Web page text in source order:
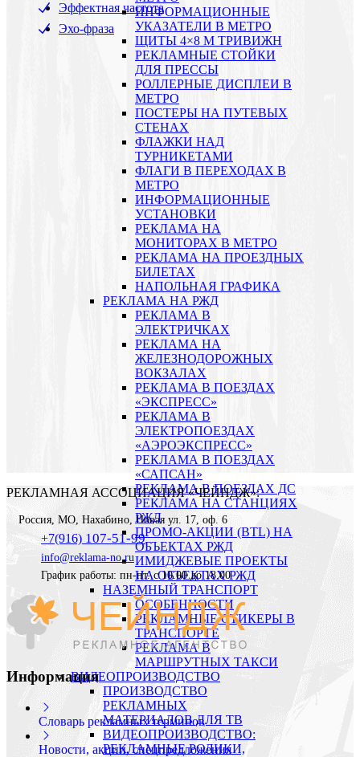
ИНФОРМАЦИОННЫЕ
УКАЗАТЕЛИ В МЕТРО
ЩИТЫ 4×8 М ТРИВИЖН
РЕКЛАМНЫЕ СТОЙКИ
ДЛЯ ПРЕССЫ
РОЛЛЕРНЫЕ ДИСПЛЕИ В
МЕТРО
ПОСТЕРЫ НА ПУТЕВЫХ
СТЕНАХ
ФЛАЖКИ НАД
ТУРНИКЕТАМИ
ФЛАГИ В ПЕРЕХОДАХ В
МЕТРО
ИНФОРМАЦИОННЫЕ
УСТАНОВКИ
РЕКЛАМА НА
МОНИТОРАХ В МЕТРО
РЕКЛАМА НА ПРОЕЗДНЫХ
БИЛЕТАХ
НАПОЛЬНАЯ ГРАФИКА
РЕКЛАМА НА РЖД
РЕКЛАМА В
ЭЛЕКТРИЧКАХ
РЕКЛАМА НА
ЖЕЛЕЗНОДОРОЖНЫХ
ВОКЗАЛАХ
РЕКЛАМА В ПОЕЗДАХ
«ЭКСПРЕСС»
РЕКЛАМА В
ЭЛЕКТРОПОЕЗДАХ
«АЭРОЭКСПРЕСС»
РЕКЛАМА В ПОЕЗДАХ
«САПСАН»
РЕКЛАМА В ПОЕЗДАХ ДС
РЕКЛАМА НА СТАНЦИЯХ
РЖД
ПРОМО-АКЦИИ (BTL) НА
ОБЪЕКТАХ РЖД
ИМИДЖЕВЫЕ ПРОЕКТЫ
НА ОБЪЕКТАХ РЖД
НАЗЕМНЫЙ ТРАНСПОРТ
ОСОБЕННОСТИ
РЕКЛАМНЫЕ СТИКЕРЫ В
ТРАНСПОРТЕ
РЕКЛАМА В
МАРШРУТНЫХ ТАКСИ
ВИДЕОПРОИЗВОДСТВО
ПРОИЗВОДСТВО
РЕКЛАМНЫХ
МАТЕРИАЛОВ ДЛЯ ТВ
ВИДЕОПРОИЗВОДСТВО:
РЕКЛАМНЫЕ РОЛИКИ,
Эффектная частота
Эхо-фраза
РЕКЛАМНАЯ АССОЦИАЦИЯ «ЧЕЙНДЖ»:
Россия, МО, Нахабино ,Новая ул. 17, оф. 6
+7(916) 107-51-99
info@reklama-no.ru
График работы: пн-пт. с 10.00 до 18.00
Информация
Словарь рекламных терминов
Новости, акции, спецпредложения